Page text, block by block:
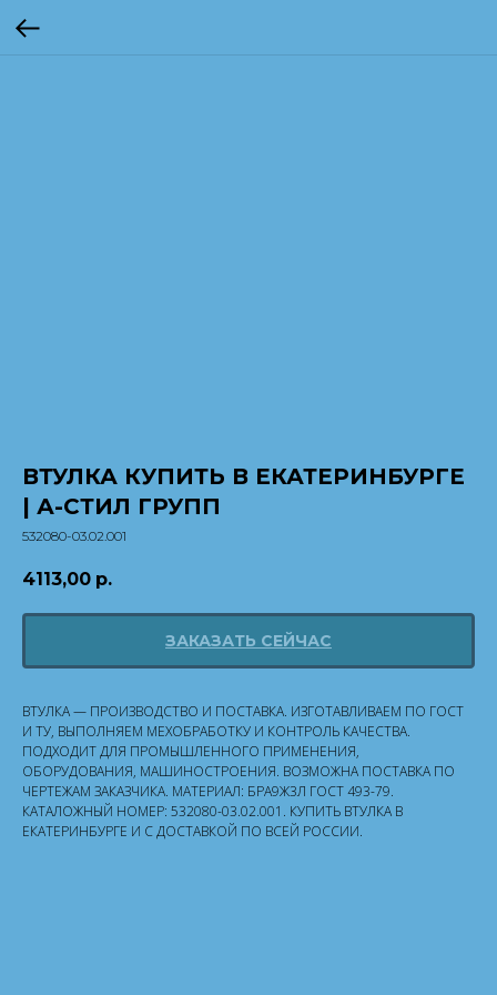
ВТУЛКА КУПИТЬ В ЕКАТЕРИНБУРГЕ
| А-СТИЛ ГРУПП
532080-03.02.001
4113,00 р.
ЗАКАЗАТЬ СЕЙЧАС
ВТУЛКА — ПРОИЗВОДСТВО И ПОСТАВКА. ИЗГОТАВЛИВАЕМ ПО ГОСТ
И ТУ, ВЫПОЛНЯЕМ МЕХОБРАБОТКУ И КОНТРОЛЬ КАЧЕСТВА.
ПОДХОДИТ ДЛЯ ПРОМЫШЛЕННОГО ПРИМЕНЕНИЯ,
ОБОРУДОВАНИЯ, МАШИНОСТРОЕНИЯ. ВОЗМОЖНА ПОСТАВКА ПО
ЧЕРТЕЖАМ ЗАКАЗЧИКА. МАТЕРИАЛ: БРА9Ж3Л ГОСТ 493-79.
КАТАЛОЖНЫЙ НОМЕР: 532080-03.02.001. КУПИТЬ ВТУЛКА В
ЕКАТЕРИНБУРГЕ И С ДОСТАВКОЙ ПО ВСЕЙ РОССИИ.